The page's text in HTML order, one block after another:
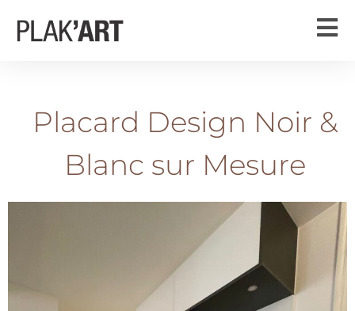
Placard Design Noir &
Blanc sur Mesure